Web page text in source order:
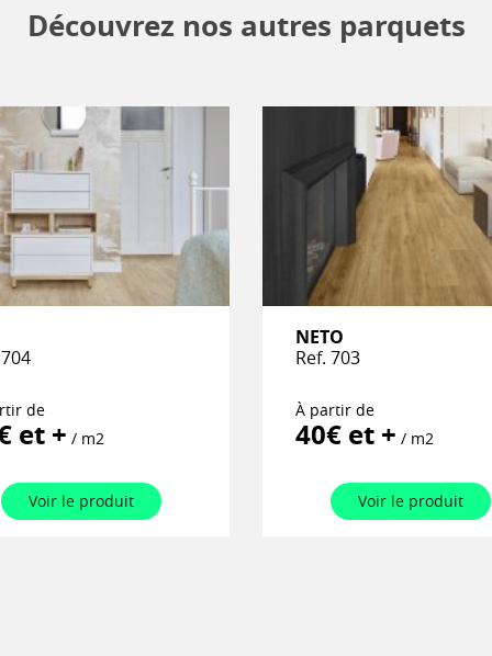
TYPE
FINITIONS
DISPONIBILITÉ
Vous
pensées pour
sommes
Découvrez nos autres parquets
de
et + / m2
Voir le produit
NETO
Ref. 703
À partir de
40€ et + / m2
Voir le produit